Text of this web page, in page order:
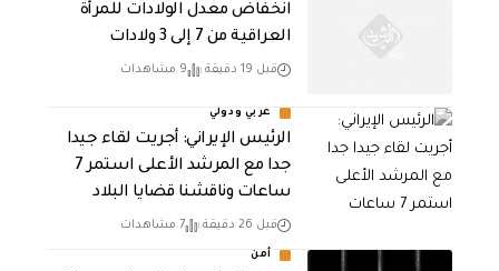
انخفاض معدل الولادات للمرأة
العراقية من 7 إلى 3 ولادات
قبل 19 دقيقة 9 مشاهدات
عربي ودولي
الرئيس الإيراني: أجريت لقاء جيدا
جدا مع المرشد الأعلى استمر 7
ساعات وناقشنا قضايا البلاد
قبل 26 دقيقة 7 مشاهدات
أمن